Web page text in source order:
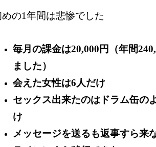
めの1年間は悲惨でした
毎月の課金は20,000円（年間
ました）
会えた女性は6人だけ
セックス出来たのはドラム缶の
け
メッセージを送るも返事すら来